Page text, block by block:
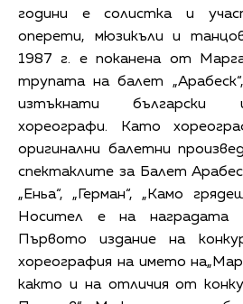
години е солистка и
оперети, мюзикъли и
1987 г. е поканена от
трупата на балет
изтъкнати български
хореографи. Като
оригинални балетни
спектаклите за Балет Арабеск
„Еньа“, „Герман“, „Камо
Носител е на наградата
Първото издание на
хореография на името
както и на отличия от